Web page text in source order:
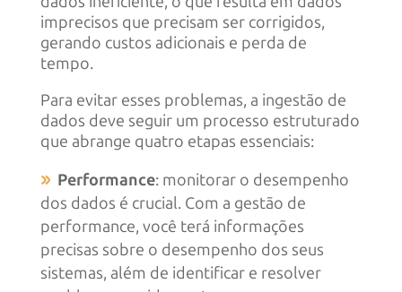
imprecisos que precisam ser corrigidos,
gerando custos adicionais e perda de
tempo.
Para evitar esses problemas, a ingestão de
dados deve seguir um processo estruturado
que abrange quatro etapas essenciais:
Performance: monitorar o desempenho
dos dados é crucial. Com a gestão de
performance, você terá informações
precisas sobre o desempenho dos seus
sistemas, além de identificar e resolver